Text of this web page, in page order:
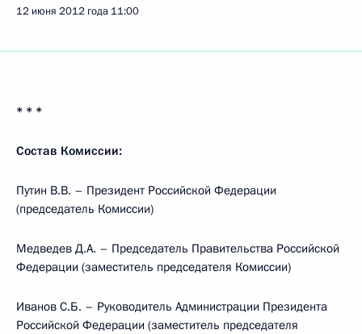
12 июня 2012 года 11:00
* * *
Состав Комиссии:
Путин В.В. – Президент Российской Федерации
(председатель Комиссии)
Медведев Д.А. – Председатель Правительства Российской
Федерации (заместитель председателя Комиссии)
Иванов С.Б. – Руководитель Администрации Президента
Российской Федерации (заместитель председателя